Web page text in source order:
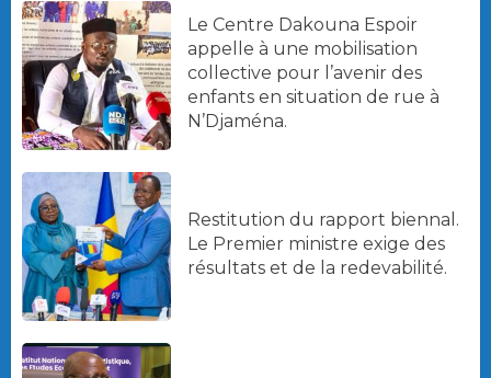
Le Centre Dakouna Espoir
appelle à une mobilisation
collective pour l’avenir des
enfants en situation de rue à
N’Djaména.
Restitution du rapport biennal.
Le Premier ministre exige des
résultats et de la redevabilité.